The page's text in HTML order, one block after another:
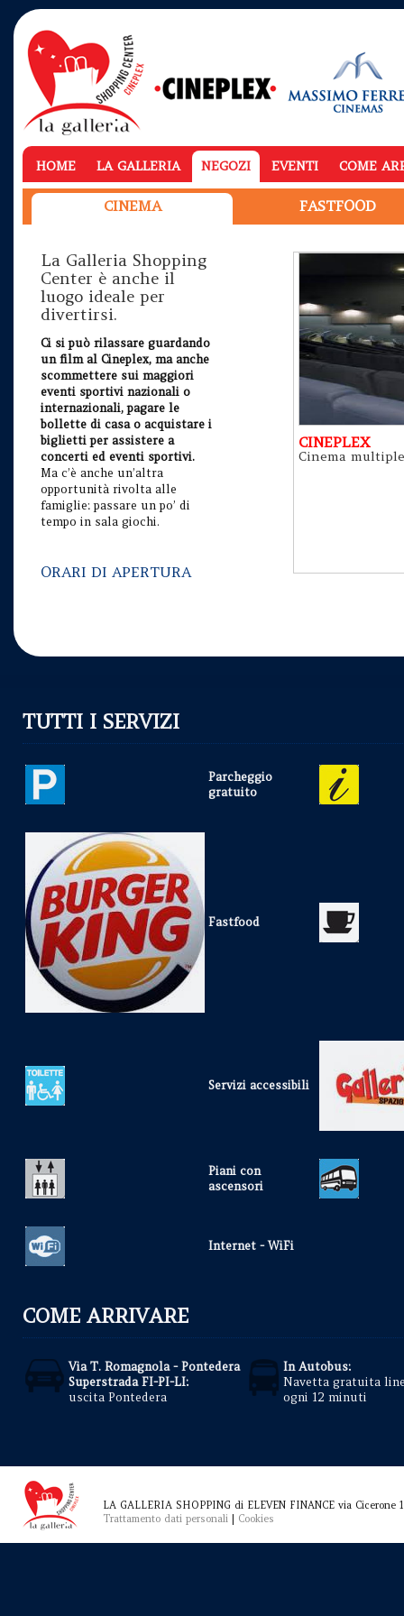
HOME LA GALLERIA NEGOZI EVENTI COME
CINEMA FASTFOOD
La Galleria Shopping
Center è anche il
luogo ideale per
divertirsi.
Ci si può rilassare guardando
un film al Cineplex, ma anche
scommettere sui maggiori
eventi sportivi nazionali o
internazionali, pagare le
bollette di casa o acquistare i
biglietti per assistere a
concerti ed eventi sportivi.
Ma c’è anche un’altra
opportunità rivolta alle
famiglie: passare un po’ di
tempo in sala giochi.
ORARI DI APERTURA
CINEPLEX
Cinema
TUTTI I SERVIZI
Parcheggio
gratuito
Fastfood
Servizi accessibili
Piani con
ascensori
Internet - WiFi
COME ARRIVARE
Via T. Romagnola - Pontedera
Superstrada FI-PI-LI:
uscita Pontedera
In Autobus:
Navetta gratuita
ogni 12 minuti
LA GALLERIA SHOPPING di ELEVEN FINANCE via Cicerone
Trattamento dati personali
Cookies